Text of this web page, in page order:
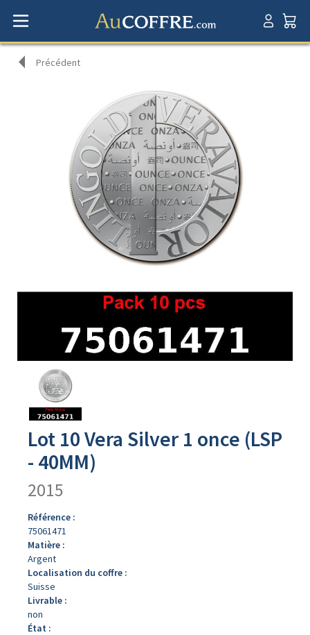
Précédent
produit
Lot 10 Vera Silver 1 once (LSP
- 40MM)
2015
Référence :
75061471
Matière :
Argent
Localisation du coffre :
Suisse
Livrable :
non
État :